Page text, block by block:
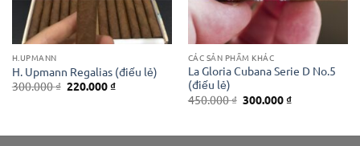
H.UPMANN
H. Upmann Regalias (điếu lẻ)
300.000₫ Giá
220.000₫Giá
CÁC SẢN PHẨM KHÁC
La Gloria Cubana Serie D No.5
(điếu lẻ)
450.000₫ Giá
gốc
300.000₫Giá
300.000 ₫.
₫.